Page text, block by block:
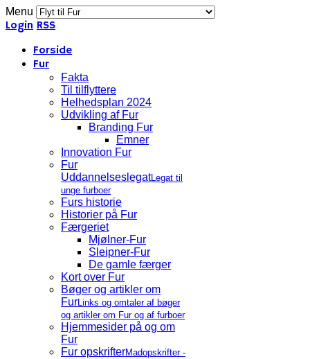
Menu
Login RSS
Forside
Fur
Fakta
Til tilflyttere
Helhedsplan 2024
Udvikling af Fur
Branding Fur
Emner
Innovation Fur
Fur
UddannelseslegatLegat til
unge furboer
Furs historie
Historier på Fur
Færgeriet
Mjølner-Fur
Sleipner-Fur
De gamle færger
Kort over Fur
Bøger og artikler om
FurLinks og omtaler af bøger
og artikler om Fur og af furboer
Hjemmesider på og om
Fur
Fur opskrifterMadopskrifter -